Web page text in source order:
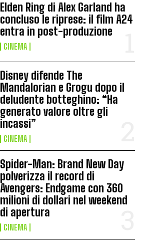
Elden Ring di Alex Garland ha
concluso le riprese: il film A24
entra in post-produzione
CINEMA
Disney difende The
Mandalorian e Grogu dopo il
deludente botteghino: “Ha
generato valore oltre gli
incassi”
CINEMA
Spider-Man: Brand New Day
polverizza il record di
Avengers: Endgame con 360
milioni di dollari nel weekend
di apertura
CINEMA